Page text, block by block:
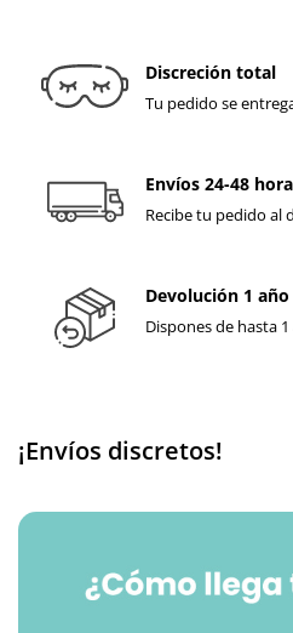
Discreción total
Tu pedido se
Envíos 24-48
Recibe tu pedido al
Devolución 1 año
Dispones de hasta
¡Envíos discretos!